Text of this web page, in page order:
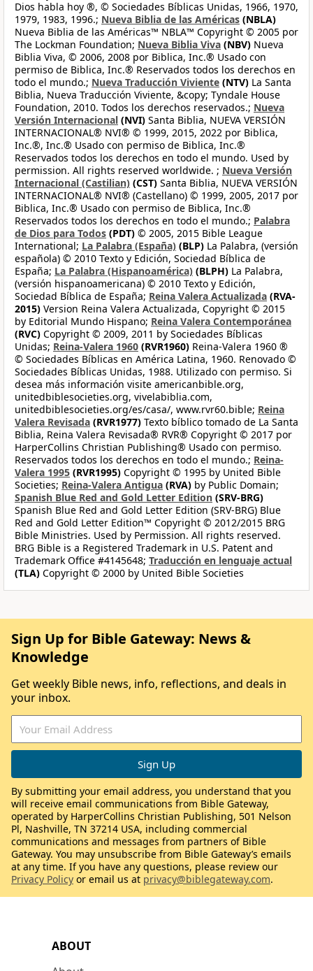
Dios habla hoy ®, © Sociedades Bíblicas Unidas, 1966, 1970,
1979, 1983, 1996.; Nueva Biblia de las Américas (NBLA)
Nueva Biblia de las Américas™ NBLA™ Copyright © 2005 por
The Lockman Foundation; Nueva Biblia Viva (NBV) Nueva
Biblia Viva, © 2006, 2008 por Biblica, Inc.® Usado con
permiso de Biblica, Inc.® Reservados todos los derechos en
todo el mundo.; Nueva Traducción Viviente (NTV) La Santa
Biblia, Nueva Traducción Viviente, &copy; Tyndale House
Foundation, 2010. Todos los derechos reservados.; Nueva
Versión Internacional (NVI) Santa Biblia, NUEVA VERSIÓN
INTERNACIONAL® NVI® © 1999, 2015, 2022 por Biblica,
Inc.®, Inc.® Usado con permiso de Biblica, Inc.®
Reservados todos los derechos en todo el mundo. Used by
permission. All rights reserved worldwide. ; Nueva Versión
Internacional (Castilian) (CST) Santa Biblia, NUEVA VERSIÓN
INTERNACIONAL® NVI® (Castellano) © 1999, 2005, 2017 por
Biblica, Inc.® Usado con permiso de Biblica, Inc.®
Reservados todos los derechos en todo el mundo.; Palabra
de Dios para Todos (PDT) © 2005, 2015 Bible League
International; La Palabra (España) (BLP) La Palabra, (versión
española) © 2010 Texto y Edición, Sociedad Bíblica de
España; La Palabra (Hispanoamérica) (BLPH) La Palabra,
(versión hispanoamericana) © 2010 Texto y Edición,
Sociedad Bíblica de España; Reina Valera Actualizada (RVA-
2015) Version Reina Valera Actualizada, Copyright © 2015
by Editorial Mundo Hispano; Reina Valera Contemporánea
(RVC) Copyright © 2009, 2011 by Sociedades Bíblicas
Unidas; Reina-Valera 1960 (RVR1960) Reina-Valera 1960 ®
© Sociedades Bíblicas en América Latina, 1960. Renovado ©
Sociedades Bíblicas Unidas, 1988. Utilizado con permiso. Si
desea más información visite americanbible.org,
unitedbiblesocieties.org, vivelabiblia.com,
unitedbiblesocieties.org/es/casa/, www.rvr60.bible; Reina
Valera Revisada (RVR1977) Texto bíblico tomado de La Santa
Biblia, Reina Valera Revisada® RVR® Copyright © 2017 por
HarperCollins Christian Publishing® Usado con permiso.
Reservados todos los derechos en todo el mundo.; Reina-
Valera 1995 (RVR1995) Copyright © 1995 by United Bible
Societies; Reina-Valera Antigua (RVA) by Public Domain;
Spanish Blue Red and Gold Letter Edition (SRV-BRG)
Spanish Blue Red and Gold Letter Edition (SRV-BRG) Blue
Red and Gold Letter Edition™ Copyright © 2012/2015 BRG
Bible Ministries. Used by Permission. All rights reserved.
BRG Bible is a Registered Trademark in U.S. Patent and
Trademark Office #4145648; Traducción en lenguaje actual
(TLA) Copyright © 2000 by United Bible Societies
ABOUT
Sign Up for Bible Gateway: News &
Knowledge
Get weekly Bible news, info, reflections, and deals in
your inbox.
By submitting your email address, you understand that you
will receive email communications from Bible Gateway,
operated by HarperCollins Christian Publishing, 501 Nelson
Pl, Nashville, TN 37214 USA, including commercial
communications and messages from partners of Bible
Gateway. You may unsubscribe from Bible Gateway’s emails
at any time. If you have any questions, please review our
Privacy Policy or email us at privacy@biblegateway.com.